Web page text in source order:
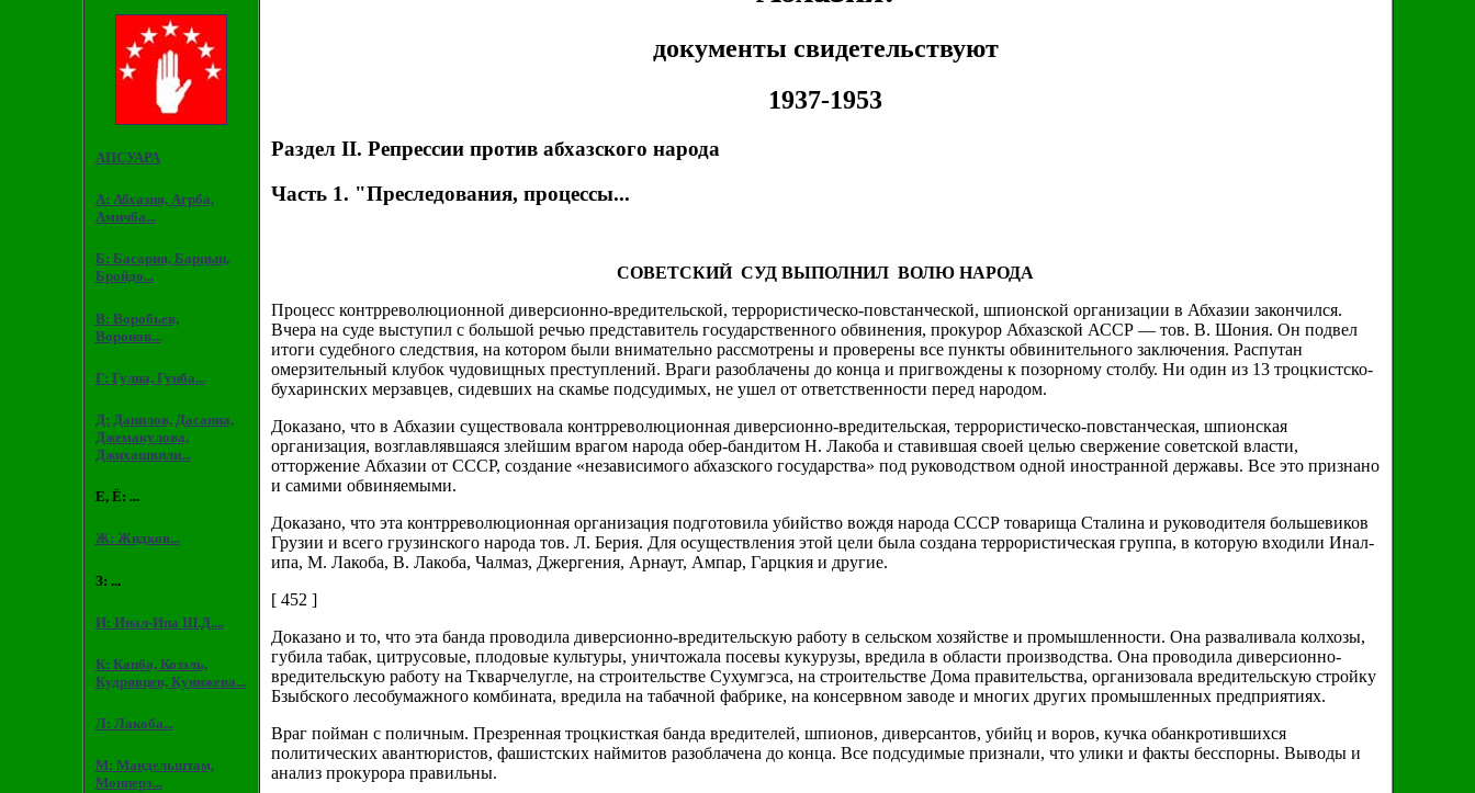
АПСУАРА
А: Абхазия, Агрба,
Амичба...
Б: Басария, Барцыц,
Бройдо...
В: Воробьев,
Воронов...
Г: Гулиа, Гунба...
Д: Данилов, Дасаниа,
Джемакулова,
Джихашвили...
Е, Ё: ...
Ж: Жидков...
З: ...
И: Инал-Ипа Ш.Д....
К: Капба, Козэль,
Кудрявцев, Кунижева...
Л: Лакоба...
М: Мандельштам,
Монперэ...
документы свидетельствуют
1937-1953
Раздел II. Репрессии против абхазского народа
Часть 1. "Преследования, процессы...
СОВЕТСКИЙ СУД ВЫПОЛНИЛ ВОЛЮ НАРОДА
Процесс контрреволюционной диверсионно-вредительской, террористическо-повстанческой, шпионской организации в Абхазии закончился.
Вчера на суде выступил с большой речью представитель государственного обвинения, прокурор Абхазской АССР — тов. В. Шония. Он подвел
итоги судебного следствия, на котором были внимательно рассмотрены и проверены все пункты обвинительного заключения. Распутан
омерзительный клубок чудовищных преступлений. Враги разоблачены до конца и пригвождены к позорному столбу. Ни один из 13 троцкистско-
бухаринских мерзавцев, сидевших на скамье подсудимых, не ушел от ответственности перед народом.
Доказано, что в Абхазии существовала контрреволюционная диверсионно-вредительская, террористическо-повстанческая, шпионская
организация, возглавлявшаяся злейшим врагом народа обер-бандитом Н. Лакоба и ставившая своей целью свержение советской власти,
отторжение Абхазии от СССР, создание «независимого абхазского государства» под руководством одной иностранной державы. Все это признано
и самими обвиняемыми.
Доказано, что эта контрреволюционная организация подготовила убийство вождя народа СССР товарища Сталина и руководителя большевиков
Грузии и всего грузинского народа тов. Л. Берия. Для осуществления этой цели была создана террористическая группа, в которую входили Инал-
ипа, М. Лакоба, В. Лакоба, Чалмаз, Джергения, Арнаут, Ампар, Гарцкия и другие.
[ 452 ]
Доказано и то, что эта банда проводила диверсионно-вредительскую работу в сельском хозяйстве и промышленности. Она разваливала колхозы,
губила табак, цитрусовые, плодовые культуры, уничтожала посевы кукурузы, вредила в области производства. Она проводила диверсионно-
вредительскую работу на Ткварчелугле, на строительстве Сухумгэса, на строительстве Дома правительства, организовала вредительскую стройку
Бзыбского лесобумажного комбината, вредила на табачной фабрике, на консервном заводе и многих других промышленных предприятиях.
Враг пойман с поличным. Презренная троцкисткая банда вредителей, шпионов, диверсантов, убийц и воров, кучка обанкротившихся
политических авантюристов, фашистских наймитов разоблачена до конца. Все подсудимые признали, что улики и факты бесспорны. Выводы и
анализ прокурора правильны.